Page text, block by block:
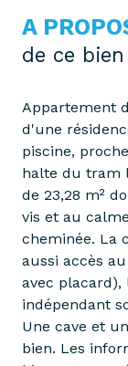
A
de ce bien
Appartement
d'une
piscine,
halte du tram
de 23,28 m²
vis et au
cheminée. La
aussi accès
avec placard),
indépendant
Une cave et
bien. Les